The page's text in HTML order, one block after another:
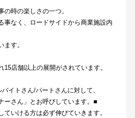
の時の楽しさの一つ。
事なく、ロードサイドから商業施設内
ます。
15店舗以上の展開がされています。
イトさん/パートさんに対して、
ーさん」とお呼びしています。■
ていける方は必ず伸びていきます。